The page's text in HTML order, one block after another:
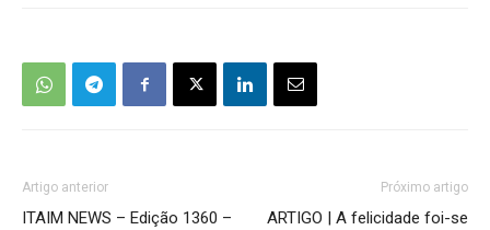
Artigo anterior
ITAIM NEWS – Edição 1360 –
Próximo artigo
ARTIGO | A felicidade foi-se